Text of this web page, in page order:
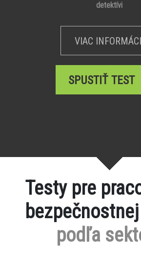
detektívi
VIAC
SPUSTIŤ TEST
Testy pre
podľa